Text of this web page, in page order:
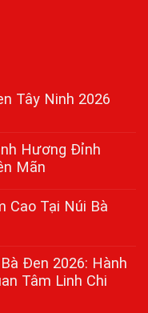
Tây Ninh 2026
Hương Đỉnh
Mãn
Cao Tại Núi Bà
Đen 2026: Hành
Tâm Linh Chi